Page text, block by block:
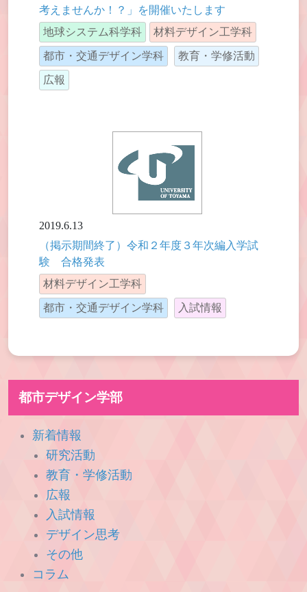
考えませんか！？」を開催いたします
地球システム科学科
材料デザイン工学科
都市・交通デザイン学科 教育・学修活動
広報
2019.6.13
（掲示期間終了）令和２年度３年次編入学試
験 合格発表
材料デザイン工学科
都市・交通デザイン学科 入試情報
都市デザイン学部
新着情報
研究活動
教育・学修活動
広報
入試情報
デザイン思考
その他
コラム